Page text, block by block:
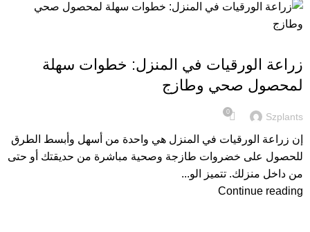
زراعة الورقيات في المنزل: خطوات سهلة
لمحصول صحي وطازج
Szplants
0
إن زراعة الورقيات في المنزل هي واحدة من أسهل وأبسط الطرق
للحصول على خضروات طازجة وصحية مباشرة من حديقتك أو حتى
من داخل منزلك. تتميز الو...
Continue reading